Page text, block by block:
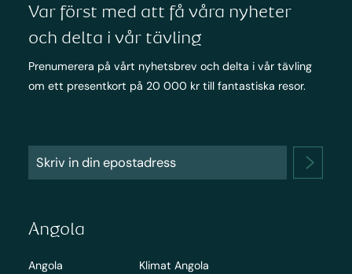
Var först med att få våra nyheter
och delta i vår tävling
Prenumerera på vårt nyhetsbrev och delta i vår tävling
om ett presentkort på 20 000 kr till fantastiska resor.
Angola
Angola
Klimat Angola